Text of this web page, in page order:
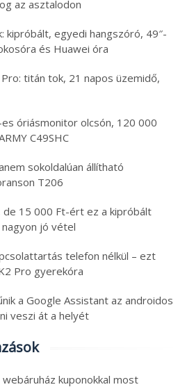
az asztalodon
kipróbált, egyedi hangszóró, 49″-
és Huawei óra
titán tok, 21 napos üzemidő,
óriásmonitor olcsón, 120 000
C49SHC
sokoldalúan állítható
T206
de 15 000 Ft-ért ez a kipróbált
jó vétel
telefon nélkül – ezt
Pro gyerekóra
a Google Assistant az androidos
veszi át a helyét
kuponokkal most